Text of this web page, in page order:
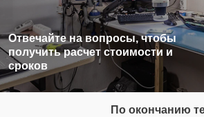
Отвечайте на вопросы, чтобы
получить расчет стоимости и
сроков
По окончанию